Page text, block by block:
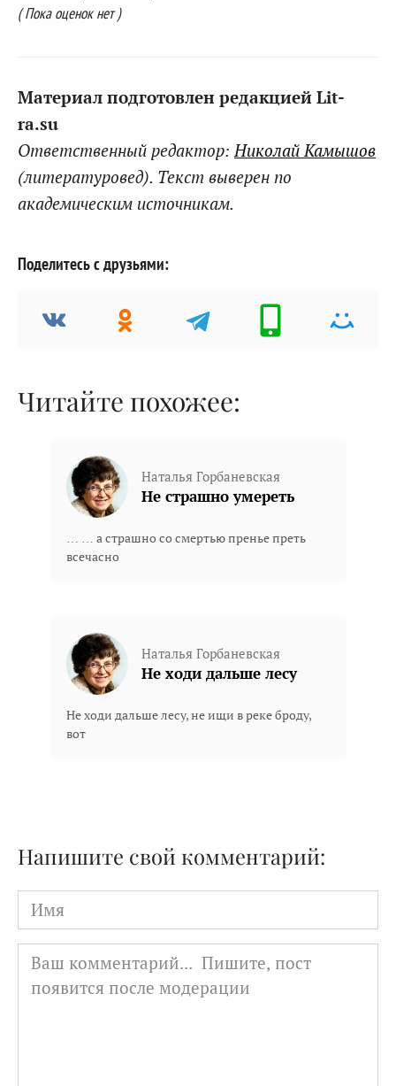
( Пока оценок нет )
Материал подготовлен редакцией Lit-
ra.su
Ответственный редактор: Николай Камышов
(литературовед). Текст выверен по
академическим источникам.
Поделитесь с друзьями:
Читайте похожее:
Наталья Горбаневская
Не страшно умереть
… … а страшно со смертью пренье преть
всечасно
Наталья Горбаневская
Не ходи дальше лесу
Не ходи дальше лесу, не ищи в реке броду,
вот
Напишите свой комментарий:
Имя